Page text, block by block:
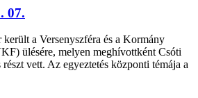
07.
került a Versenyszféra és a Kormány
ülésére, melyen meghívottként Csóti
vett. Az egyeztetés központi témája a